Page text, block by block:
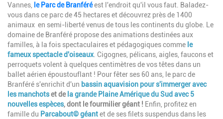
Vannes, le Parc de Branféréest l'endroit qu'il vous faut. Baladez-
vous dans ce parc de 45 hectares et découvrez près de 1400
animaux en semi-liberté venus de tous les continents du globe. Le
domaine de Branféré propose des animations destinées aux
familles, à la fois spectaculaires et pédagogiques comme le
fameux spectacle d'oiseaux. Cigognes, pélicans, aigles, faucons et
perroquets volent à quelques centimètres de vos têtes dans un
ballet aérien époustouflant ! Pour fêter ses 60 ans, le parc de
Branféré s'enrichit d'un bassin aquavision pour s'immerger avec
les manchotset dela grande Plaine Amérique du Sud avec 5
nouvelles espèces, dont le fourmilier géant ! Enfin, profitez en
famille du Parcabout© géantet de ses filets suspendus dans les